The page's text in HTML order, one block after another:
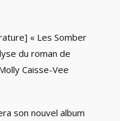
« Les Somber
du roman de
Caisse-Vee
son nouvel album